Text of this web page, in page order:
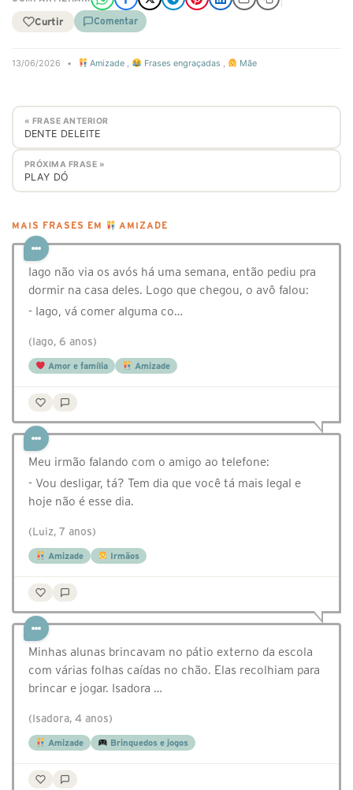
Curtir Comentar
13/06/2026 • Amizade , Frases engraçadas , Mãe
« FRASE ANTERIOR
DENTE DELEITE
PRÓXIMA FRASE »
PLAY DÓ
MAIS FRASES EM AMIZADE
Iago não via os avós há uma semana, então pediu pra
dormir na casa deles. Logo que chegou, o avô falou:
- Iago, vá comer alguma co…
(Iago, 6 anos)
Amor e família Amizade
Meu irmão falando com o amigo ao telefone:
- Vou desligar, tá? Tem dia que você tá mais legal e
hoje não é esse dia.
(Luiz, 7 anos)
Amizade Irmãos
Minhas alunas brincavam no pátio externo da escola
com várias folhas caídas no chão. Elas recolhiam para
brincar e jogar. Isadora …
(Isadora, 4 anos)
Amizade Brinquedos e jogos